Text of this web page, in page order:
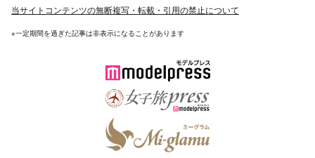
当サイトコンテンツの無断複写・転載・引用の禁止について
※一定期間を過ぎた記事は非表示になることがあります